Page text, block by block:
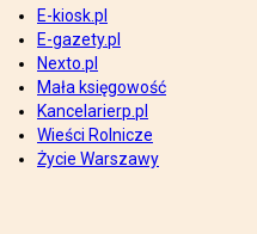
E-kiosk.pl
E-gazety.pl
Nexto.pl
Mała księgowość
Kancelarierp.pl
Wieści Rolnicze
Życie Warszawy